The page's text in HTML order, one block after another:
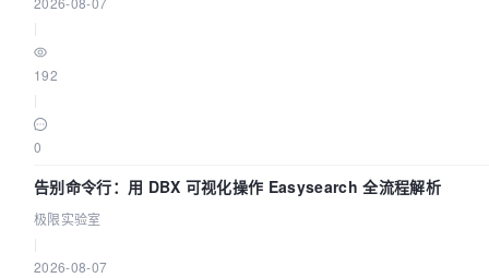
192
0
告别命令行：用 DBX 可视化操作 Easysearch 全流程解析
极限实验室
2026-08-07